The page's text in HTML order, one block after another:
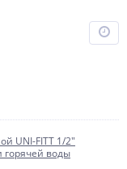
UNI-FITT 1/2"
горячей воды